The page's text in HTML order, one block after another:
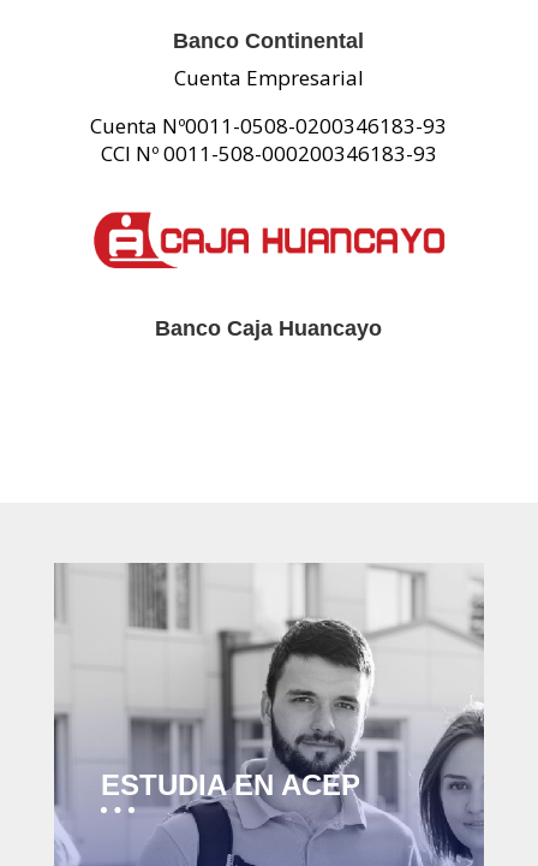
Banco Continental
Cuenta Empresarial
Cuenta Nº0011-0508-0200346183-93
CCI Nº 0011-508-000200346183-93
Banco Caja Huancayo
ESTUDIA EN ACEP